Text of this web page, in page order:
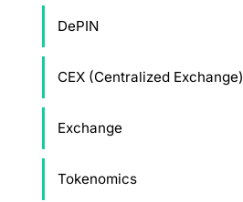
DePIN
CEX (Centralized Exchange)
Exchange
Tokenomics